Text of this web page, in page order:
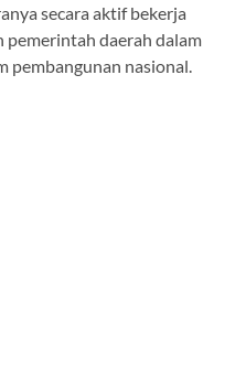
secara aktif bekerja
pemerintah daerah dalam
pembangunan nasional.